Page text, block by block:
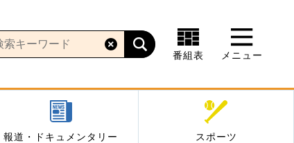
番組表 メニュー
報道・ドキュメンタリー スポーツ